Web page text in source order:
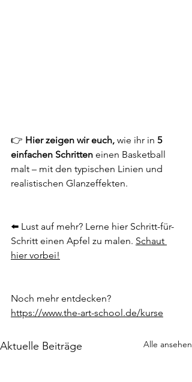
👉 Hier zeigen wir euch, wie ihr in 5
einfachen Schritten einen Basketball
malt – mit den typischen Linien und
realistischen Glanzeffekten.
⬅️ Lust auf mehr? Lerne hier Schritt-für-
Schritt einen Apfel zu malen. Schaut
hier vorbei!
Noch mehr entdecken?
https://www.the-art-school.de/kurse
Aktuelle Beiträge Alle ansehen